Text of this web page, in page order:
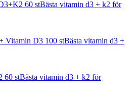
60 stBästa vitamin d3 + k2 för
Vitamin D3 100 stBästa vitamin d3 +
60 stBästa vitamin d3 + k2 för